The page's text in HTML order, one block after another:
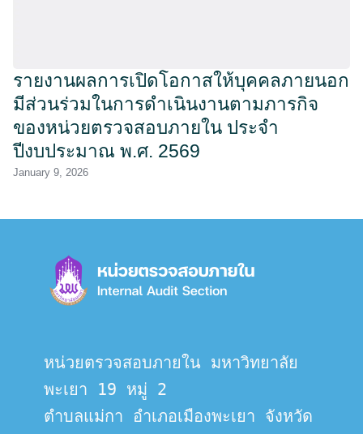
รายงานผลการเปิดโอกาสให้บุคคลภายนอก
มีส่วนร่วมในการดำเนินงานตามภารกิจ
ของหน่วยตรวจสอบภายใน ประจำ
ปีงบประมาณ พ.ศ. 2569
January 9, 2026
หน่วยตรวจสอบภายใน มหาวิทยาลัย
พะเยา 19 หมู่ 2
ตำบลแม่กา อำเภอเมืองพะเยา จังหวัด